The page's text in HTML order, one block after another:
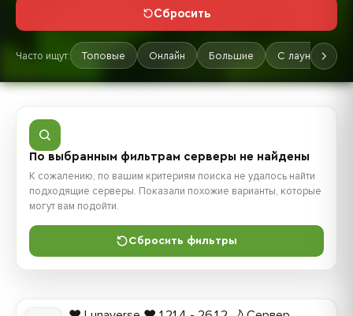
Сбросить
Часто ищут: Топовые Онлайн Большие С лаунчером
По выбранным фильтрам серверы не найдены
К сожалению, по вашим критериям поиска не удалось найти
подходящие серверы. Показали похожие варианты, которые
могут вам подойти.
Сбросить фильтры